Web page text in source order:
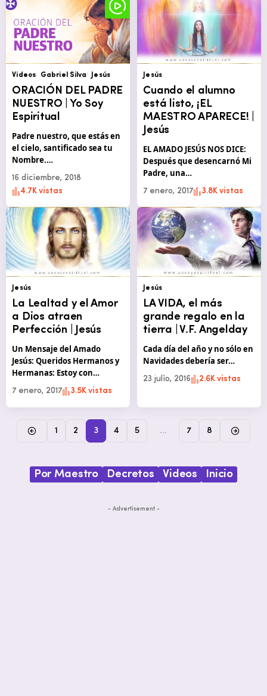
Videos Gabriel Silva Jesús
ORACIÓN DEL PADRE
NUESTRO | Yo Soy
Espiritual
Padre nuestro, que estás en
el cielo, santificado sea tu
Nombre.…
16 diciembre, 2018
4.7K vistas
Jesús
Cuando el alumno
está listo, ¡EL
MAESTRO APARECE! |
Jesús
EL AMADO JESÚS NOS DICE:
Después que desencarnó Mi
Padre, una…
7 enero, 2017 3.8K vistas
Jesús
La Lealtad y el Amor
a Dios atraen
Perfección | Jesús
Un Mensaje del Amado
Jesús: Queridos Hermanos y
Hermanas: Estoy con…
7 enero, 2017 3.5K vistas
Jesús
LA VIDA, el más
grande regalo en la
tierra | V.F. Angelday
Cada día del año y no sólo en
Navidades debería ser…
23 julio, 2016 2.6K vistas
1 2 3 4 5 … 7 8
Por Maestro Decretos Videos Inicio
- Advertisement -